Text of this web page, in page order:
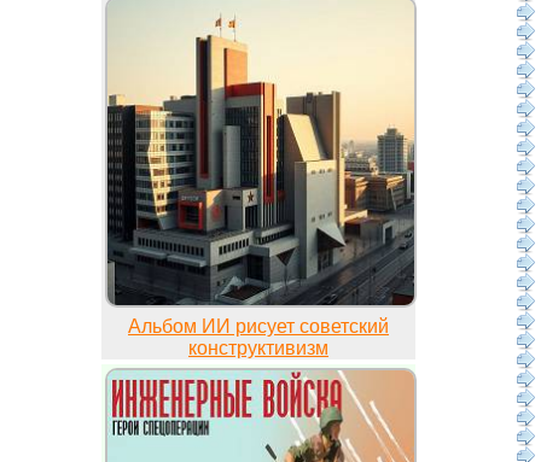
Альбом ИИ рисует советский
конструктивизм